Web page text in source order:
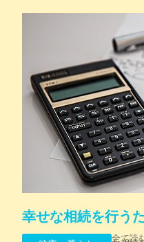
幸せな相続を行う
全て読